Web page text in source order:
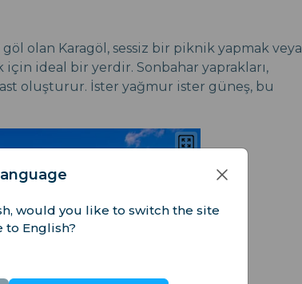
olan Karagöl, sessiz bir piknik yapmak veya
ideal bir yerdir. Sonbahar yaprakları,
oluşturur. İster yağmur ister güneş, bu
would you like to switch the site
to English?